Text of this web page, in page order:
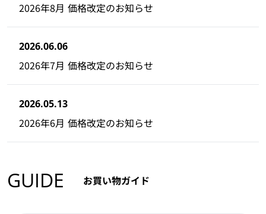
2026年8月 価格改定のお知らせ
2026.06.06
2026年7月 価格改定のお知らせ
2026.05.13
2026年6月 価格改定のお知らせ
GUIDE お買い物ガイド